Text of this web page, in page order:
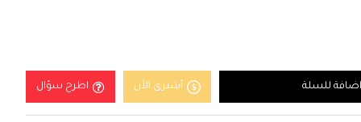
اضافة للسلة أشترى الأن اطرح سؤال